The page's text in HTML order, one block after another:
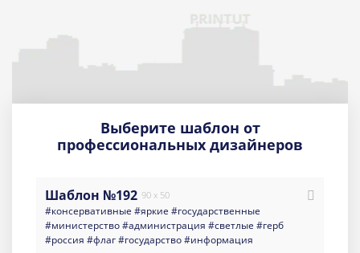
Выберите шаблон от
профессиональных дизайнеров
Шаблон №192 90 x 50
#консервативные #яркие #государственные
#министерство#администрация #светлые #герб
#россия #флаг#государство#информация